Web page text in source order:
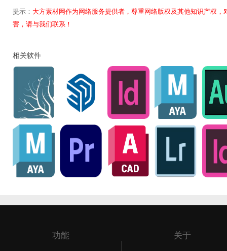
提示： 大方素材网作为网络服务提供者，尊重网络版权及其他知识产权
害，请与我们联系！
相关软件
功能 关于